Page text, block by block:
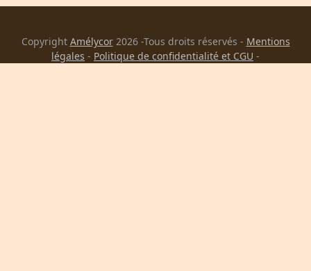
Copyright Amélycor2026 -Tous droits réservés - Mentions
légales - Politique de confidentialité et CGU -